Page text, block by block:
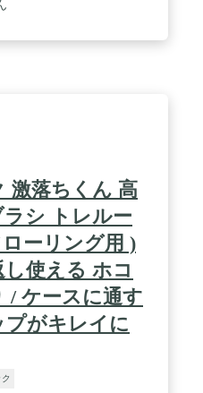
激落ちくん 高
シ トレルー
ーリング用 )
し使える ホコ
/ ケースに通す
プがキレイに